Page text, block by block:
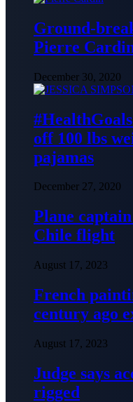
Ground-
Pierre
December 30, 2020
off 100 lbs
pajamas
December 27, 2020
Plane
Chile flight
August 17, 2023
French
century ago
August 17, 2023
Judge says
rigged